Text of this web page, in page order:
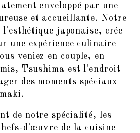
enveloppé par une
et accueillante. Notre
japonaise, crée
une expérience culinaire
veniez en couple, en
Tsushima est l'endroit
des moments spéciaux
de notre spécialité, les
d'œuvre de la cuisine